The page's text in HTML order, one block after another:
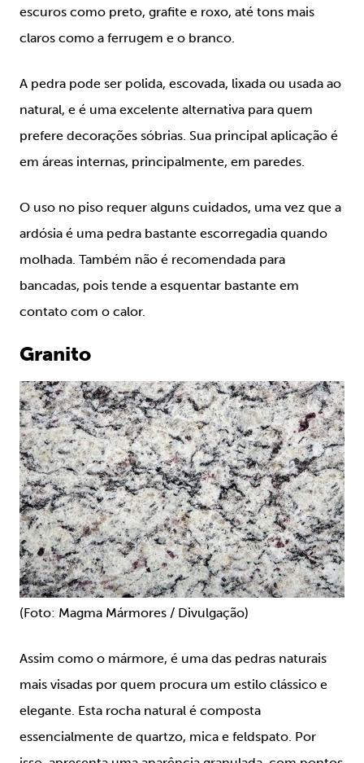
escuros como preto, grafite e roxo, até tons mais
claros como a ferrugem e o branco.
A pedra pode ser polida, escovada, lixada ou usada ao
natural, e é uma excelente alternativa para quem
prefere decorações sóbrias. Sua principal aplicação é
em áreas internas, principalmente, em paredes.
O uso no piso requer alguns cuidados, uma vez que a
ardósia é uma pedra bastante escorregadia quando
molhada. Também não é recomendada para
bancadas, pois tende a esquentar bastante em
contato com o calor.
Granito
(Foto: Magma Mármores / Divulgação)
Assim como o mármore, é uma das pedras naturais
mais visadas por quem procura um estilo clássico e
elegante. Esta rocha natural é composta
essencialmente de quartzo, mica e feldspato. Por